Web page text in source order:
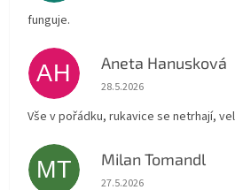
funguje.
AH Aneta Hanusková
Hodnocení obchodu je 5
28.5.2026
Vše v pořádku, rukavice se netrhají,
MT Milan Tomandl
Hodnocení obchodu je 5
27.5.2026